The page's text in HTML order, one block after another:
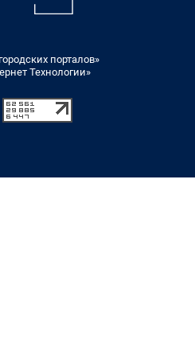
порталов»
Технологии»